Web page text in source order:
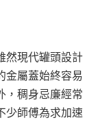
然現代罐頭設計
金屬蓋始終容易
，稠身忌廉經常
少師傅為求加速